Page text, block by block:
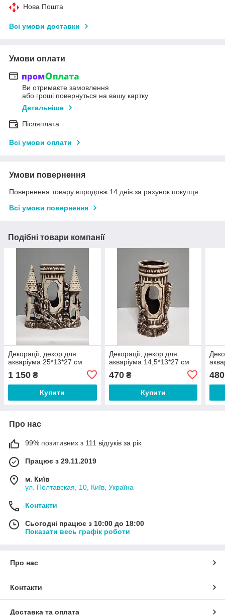
Нова Пошта
Всі умови доставки
Умови оплати
Ви отримаєте замовлення
або гроші повернуться на вашу картку
Детальніше
Післяплата
Всі умови оплати
Умови повернення
Повернення товару впродовж 14 днів за рахунок покупця
Всі умови повернення
Подібні товари компанії
Декорації, декор для
акваріума 25*13*27 см
1 150 ₴
Купити
Декорації, декор для
акваріума 14,5*13*27 см
470₴
Купити
480
Про нас
99% позитивних з 111 відгуків за рік
Працює з 29.11.2019
м. Київ
ул. Полтавская, 10, Київ, Україна
Контакти
Сьогодні працює з 10:00 до 18:00
Показати весь графік роботи
Про нас
Контакти
Доставка та оплата